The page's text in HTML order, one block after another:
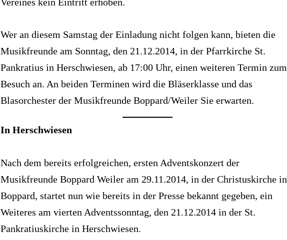
Wer an diesem Samstag der Einladung nicht folgen kann, bieten die
Musikfreunde am Sonntag, den 21.12.2014, in der Pfarrkirche St.
Pankratius in Herschwiesen, ab 17:00 Uhr, einen weiteren Termin zum
Besuch an. An beiden Terminen wird die Bläserklasse und das
Blasorchester der Musikfreunde Boppard/Weiler Sie erwarten.
In Herschwiesen
Nach dem bereits erfolgreichen, ersten Adventskonzert der
Musikfreunde Boppard Weiler am 29.11.2014, in der Christuskirche in
Boppard, startet nun wie bereits in der Presse bekannt gegeben, ein
Weiteres am vierten Adventssonntag, den 21.12.2014 in der St.
Pankratiuskirche in Herschwiesen.